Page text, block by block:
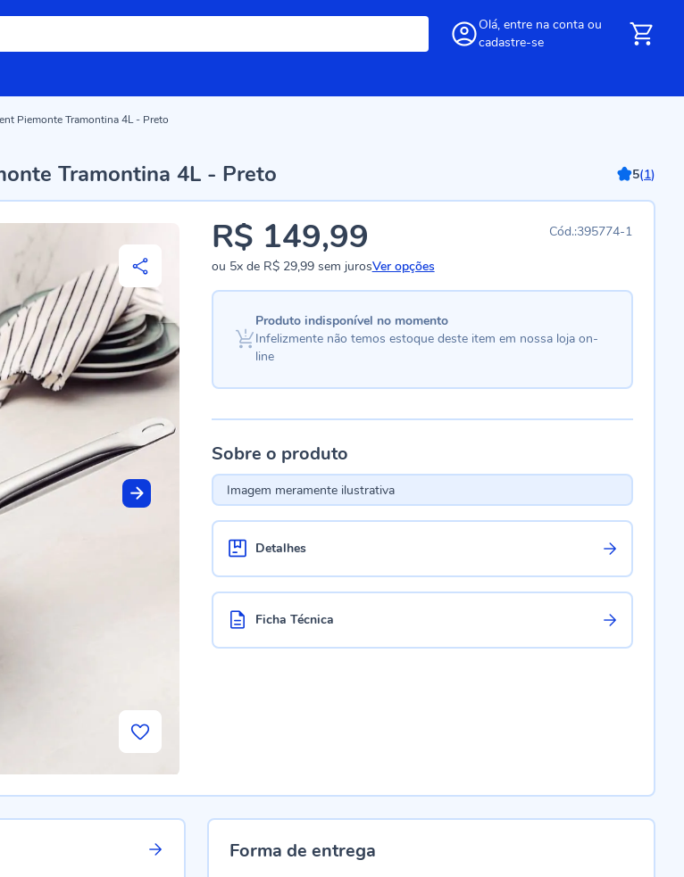
Olá, entre na conta ou
cadastre-se
Piemonte Tramontina 4L - Preto
Tramontina 4L - Preto 5(1)
395774-1
R$ 149,99
ou 5xde R$ 29,99sem jurosVer opções
Produto indisponível no momento
Infelizmente não temos estoque deste item em nossa loja on-
line
Sobre o produto
Imagem meramente ilustrativa
Detalhes
Ficha Técnica
Forma de entrega